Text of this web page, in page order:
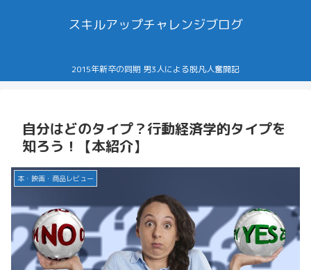
スキルアップチャレンジブログ
2015年新卒の同期 男3人による脱凡人奮闘記
自分はどのタイプ？行動経済学的タイプを
知ろう！【本紹介】
本・映画・商品レビュー